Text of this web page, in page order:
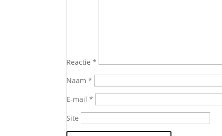
Reactie*
Naam*
E-mail*
Site